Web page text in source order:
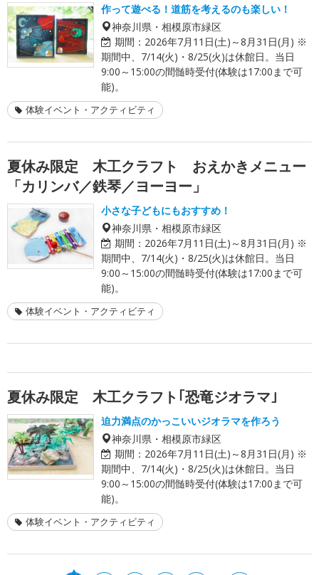
作って遊べる！道筋を考えるのも楽しい！
神奈川県・相模原市緑区
期間： 2026年7月11日(土)～8月31日(月) ※
期間中、7/14(火)・8/25(火)は休館日。当日
9:00～15:00の間髄時受付(体験は17:00まで可
能)。
体験イベント・アクティビティ
夏休み限定 木工クラフト おえかきメニュー
「カリンバ／鉄琴／ヨーヨー」
小さな子どもにもおすすめ！
神奈川県・相模原市緑区
期間： 2026年7月11日(土)～8月31日(月) ※
期間中、7/14(火)・8/25(火)は休館日。当日
9:00～15:00の間髄時受付(体験は17:00まで可
能)。
体験イベント・アクティビティ
夏休み限定 木工クラフト｢恐竜ジオラマ｣
迫力満点のかっこいいジオラマを作ろう
神奈川県・相模原市緑区
期間： 2026年7月11日(土)～8月31日(月) ※
期間中、7/14(火)・8/25(火)は休館日。当日
9:00～15:00の間髄時受付(体験は17:00まで可
能)。
体験イベント・アクティビティ